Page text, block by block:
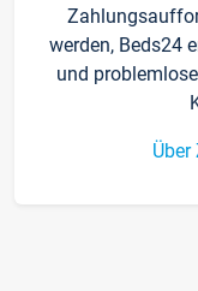
werden, Beds24
und